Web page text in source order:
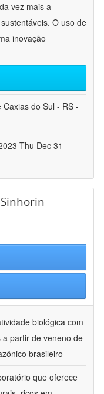
vez mais a
O uso de
inovação
do Sul - RS -
Thu Dec 31
biológica com
partir de veneno de
brasileiro
que oferece